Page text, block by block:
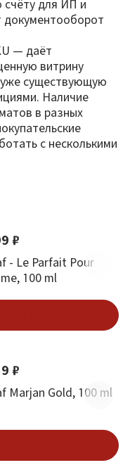
счёту для ИП и
документооборот
— даёт
витрину
существующую
Наличие
в разных
с несколькими
₽
- Le Parfait Pour
100 ml
₽
Marjan Gold, 100 ml